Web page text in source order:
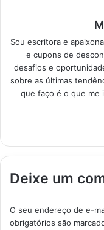
Sou escritora e
e cupons de
desafios e
sobre as últimas
que faço é o que me
Deixe um
O seu endereço de e-
obrigatórios são